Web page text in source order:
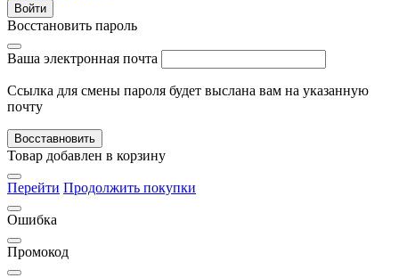
Войти
Восстановить пароль
Ваша электронная почта
Ссылка для смены пароля будет выслана вам на указанную
почту
Восставновить
Товар добавлен в корзину
Перейти Продолжить покупки
Ошибка
Промокод